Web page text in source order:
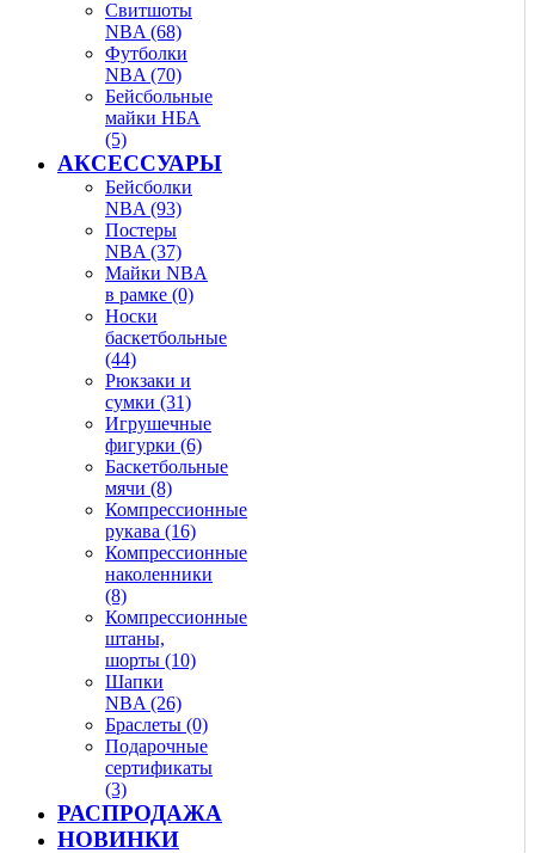
Свитшоты
NBA (68)
Футболки
NBA (70)
Бейсбольные
майки НБА
(5)
АКСЕССУАРЫ
Бейсболки
NBA (93)
Постеры
NBA (37)
Майки NBA
в рамке (0)
Носки
баскетбольные
(44)
Рюкзаки и
сумки (31)
Игрушечные
фигурки (6)
Баскетбольные
мячи (8)
Компрессионные
рукава (16)
Компрессионные
наколенники
(8)
Компрессионные
штаны,
шорты (10)
Шапки
NBA (26)
Браслеты (0)
Подарочные
сертификаты
(3)
РАСПРОДАЖА
НОВИНКИ